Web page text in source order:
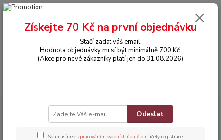
0,00 Kč
OBLEČENÍ Tričko s krátkým rukávem
Tričko s krátkým rukávem
Získejte 70 Kč na první objednávku
Stačí zadat váš email.
Hodnota objednávky musí být minimálně 700 Kč.
(Akce pro nové zákazníky platí jen do 31.08.2026)
Odeslat
Souhlasím se zpracováním osobních údajů pro účely registrace.